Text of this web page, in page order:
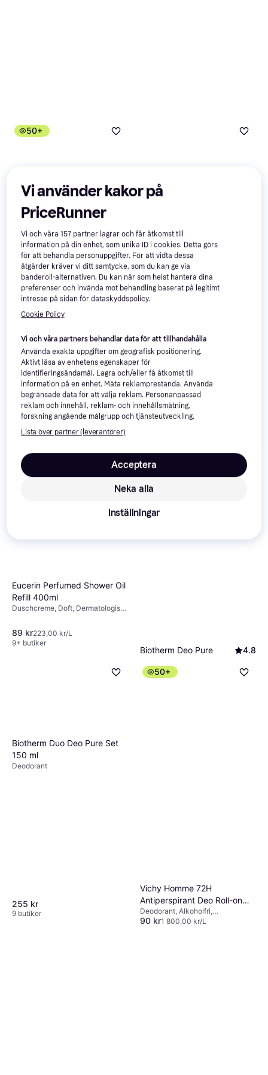
50+
Vichy 72-HR Stress Resist
Anti-Perspirant Intensive
Treatment Deo Roll-on 50ml
1-pack
Deodorant, Parabenfri, Doft,
Alkoholfri, Antiperspirant
90 kr1 800,00 kr/L
9+ butiker
400ml
Duschcreme, Återfuktande, Doft,
Vårdande, Dermatologiskt testad,
97 kr
-21%
Eucerin Perfumed Shower Oil
Refill 400ml
Duschcreme, Doft, Dermatologiskt
89 kr223,00 kr/L
9+ butiker
200+
Biotherm Deo Pure
75ml 1-pack
4.8
Deodorant, Parabenfri, Doft,
Biotherm Duo Deo Pure Set
150 ml
Deodorant
255 kr
9 butiker
50+
Vichy Homme 72H
Antiperspirant Deo Roll-on
50ml 1-pack
Deodorant, Alkoholfri,
Antiperspirant, Parabenfri,
90 kr1 800,00 kr/L
Vi använder kakor på
PriceRunner
Vi och våra157 partner lagrar och får åtkomst till
information på din enhet, som unika ID i cookies. Detta görs
för att behandla personuppgifter. För att vidta dessa
åtgärder kräver vi ditt samtycke, som du kan ge via
banderoll-alternativen. Du kan när som helst hantera dina
preferenser och invända mot behandling baserat på legitimt
intresse på sidan för dataskyddspolicy.
Cookie Policy
Vi och våra partners behandlar data för att tillhandahålla
Använda exakta uppgifter om geografisk positionering.
Aktivt läsa av enhetens egenskaper för
identifieringsändamål. Lagra och/eller få åtkomst till
information på en enhet. Mäta reklamprestanda. Använda
begränsade data för att välja reklam. Personanpassad
reklam och innehåll, reklam- och innehållsmätning,
forskning angående målgrupp och tjänsteutveckling.
Lista över partner (leverantörer)
Neka alla
Acceptera
Inställningar